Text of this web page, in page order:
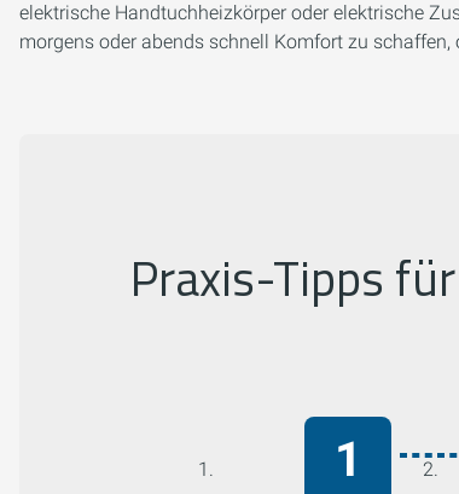
elektrische Handtuchheizkörper oder elektrische
morgens oder abends schnell Komfort zu
Praxis-Tipps